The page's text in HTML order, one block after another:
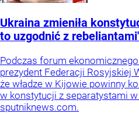
Ukraina zmieniła
to uzgodnić z
Podczas forum
prezydent Federacji Rosyjskiej
że władze w Kijowie powinny
w konstytucji z separatystami
sputniknews.com.